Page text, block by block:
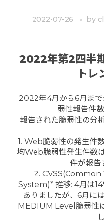
2022-07-26 by
2022年第2四半
トレ
2022年4月から6月ま
弱性報告件
報告された脆弱性の分
1. Web脆弱性の発生件
均Web脆弱性発生件数
件が報告
2.
System)* 推移: 4月は
ありましたが、6月に
MEDIUM Level脆弱性